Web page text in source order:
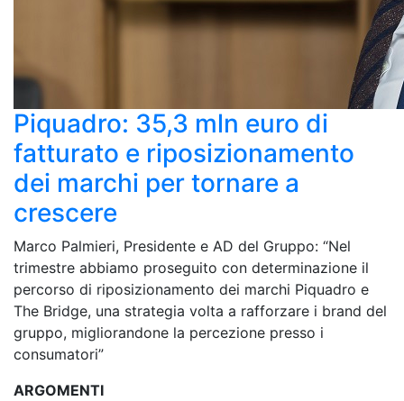
Piquadro: 35,3 mln euro di
fatturato e riposizionamento
dei marchi per tornare a
crescere
Marco Palmieri, Presidente e AD del Gruppo: “Nel
trimestre abbiamo proseguito con determinazione il
percorso di riposizionamento dei marchi Piquadro e
The Bridge, una strategia volta a rafforzare i brand del
gruppo, migliorandone la percezione presso i
consumatori”
ARGOMENTI